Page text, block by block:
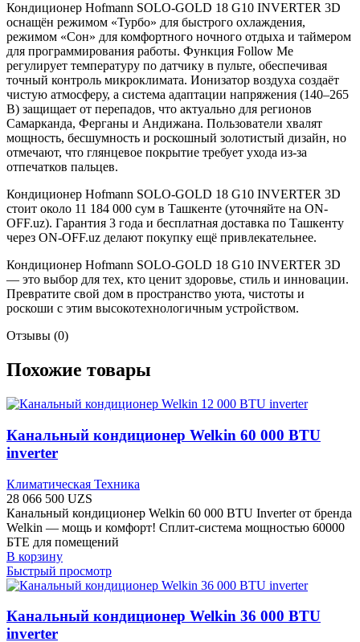
Кондиционер Hofmann SOLO-GOLD 18 G10 INVERTER 3D
оснащён режимом «Турбо» для быстрого охлаждения,
режимом «Сон» для комфортного ночного отдыха и таймером
для программирования работы. Функция Follow Me
регулирует температуру по датчику в пульте, обеспечивая
точный контроль микроклимата. Ионизатор воздуха создаёт
чистую атмосферу, а система адаптации напряжения (140–265
В) защищает от перепадов, что актуально для регионов
Самарканда, Ферганы и Андижана. Пользователи хвалят
мощность, бесшумность и роскошный золотистый дизайн, но
отмечают, что глянцевое покрытие требует ухода из-за
отпечатков пальцев.
Кондиционер Hofmann SOLO-GOLD 18 G10 INVERTER 3D
стоит около 11 184 000 сум в Ташкенте (уточняйте на ON-
OFF.uz). Гарантия 3 года и бесплатная доставка по Ташкенту
через ON-OFF.uz делают покупку ещё привлекательнее.
Кондиционер Hofmann SOLO-GOLD 18 G10 INVERTER 3D
— это выбор для тех, кто ценит здоровье, стиль и инновации.
Превратите свой дом в пространство уюта, чистоты и
роскоши с этим высокотехнологичным устройством.
Отзывы (0)
Похожие товары
Канальный кондиционер Welkin 60 000 BTU
inverter
Климатическая Техника
28 066 500 UZS
Канальный кондиционер Welkin 60 000 BTU Inverter от бренда
Welkin — мощь и комфорт! Сплит-система мощностью 60000
БТЕ для помещений
В корзину
Быстрый просмотр
Канальный кондиционер Welkin 36 000 BTU
inverter